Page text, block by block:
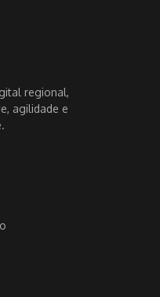
regional,
agilidade e